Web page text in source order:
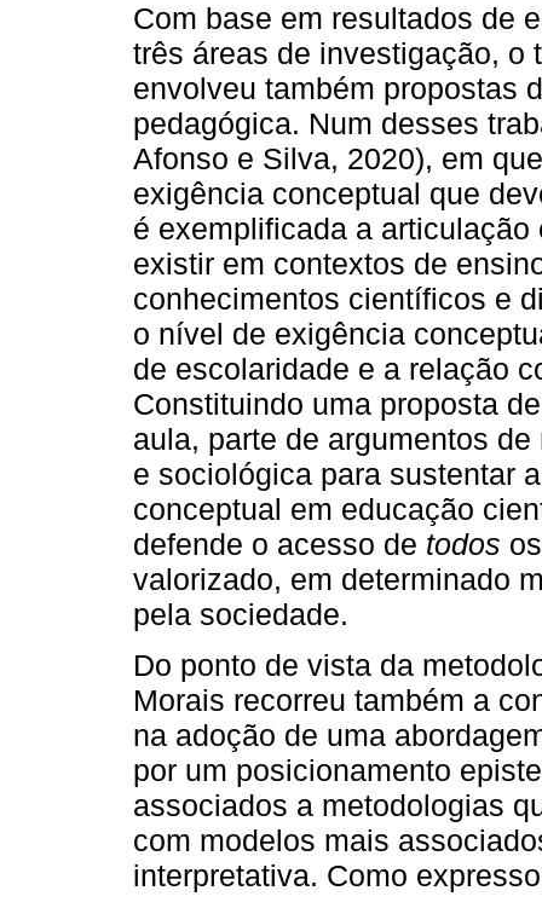
Com base em resultados de
três áreas de investigação, o
envolveu também propostas
pedagógica. Num desses
Afonso e Silva, 2020), em
exigência conceptual que
é exemplificada a
existir em contextos de
conhecimentos científicos e
o nível de exigência
de escolaridade e a relação
Constituindo uma proposta
aula, parte de argumentos
e sociológica para sustentar
conceptual em educação
defende o acesso de todos
valorizado, em determinado
pela sociedade.
Do ponto de vista da
Morais recorreu também a
na adoção de uma
por um posicionamento
associados a metodologias
com modelos mais
interpretativa. Como